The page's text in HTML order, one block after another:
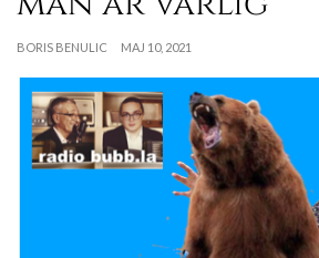
BORIS BENULIC MAJ 10, 2021